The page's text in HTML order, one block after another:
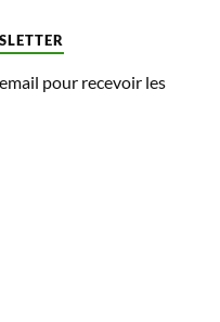
pour recevoir les